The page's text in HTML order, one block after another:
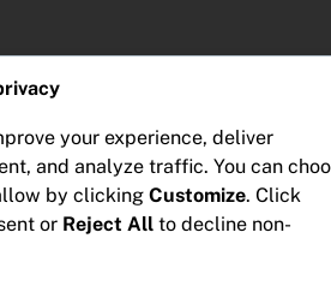
your experience, deliver
and analyze traffic. You can
by clicking Customize. Click
or Reject All to decline non-